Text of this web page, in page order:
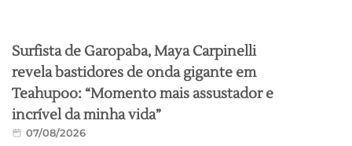
Surfista de Garopaba, Maya Carpinelli
revela bastidores de onda gigante em
Teahupoo: “Momento mais assustador e
incrível da minha vida”
07/08/2026